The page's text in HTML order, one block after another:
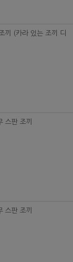
끼 (카라 있는 조끼 디
스판 조끼
스판 조끼